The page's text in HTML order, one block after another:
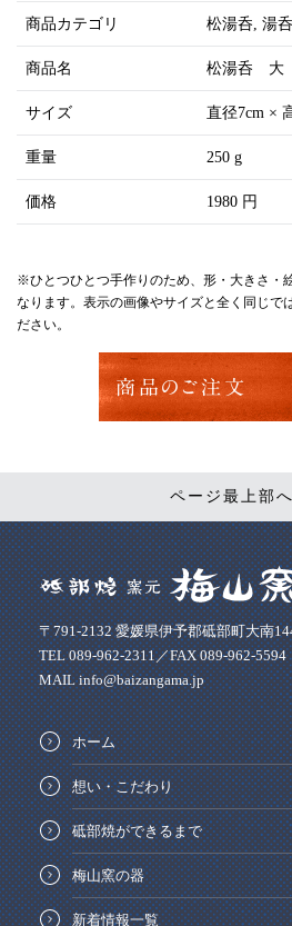
商品カテゴリ 松湯呑 湯呑
商品名 松湯呑 大
サイズ 直径7cm ×
重量 250 g
価格 1980 円
※ひとつひとつ手作りのため、形・大きさ・
なります。表示の画像やサイズと全く同じで
ださい。
商品のご注文
ページ最上部へ
〒791-2132 愛媛県伊予郡砥部町大南
TEL 089-962-2311／FAX 089-962-5594
MAIL info@baizangama.jp
ホーム
想い・こだわり
砥部焼ができるまで
梅山窯の器
新着情報一覧